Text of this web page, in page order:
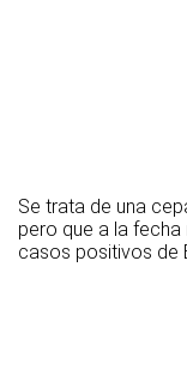
Se trata de una
pero que a la
casos positivos de